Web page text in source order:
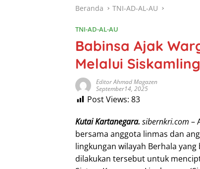
Beranda TNI-AD-AL-AU
TNI-AD-AL-AU
Babinsa Ajak
Melalui Siskamling
Editor Ahmad Magazen
September14, 2025
Post Views: 83
Kutai Kartanegara. sibernkri.com –
bersama anggota linmas dan
lingkungan wilayah Berhala
dilakukan tersebut untuk